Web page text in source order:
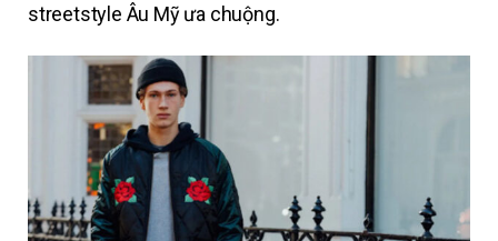
streetstyle Âu Mỹ ưa chuộng.